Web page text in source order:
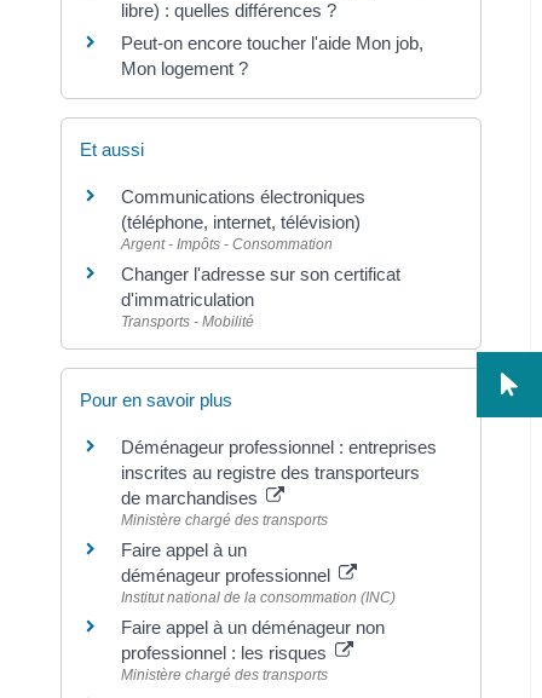
libre) : quelles différences ?
Peut-on encore toucher l'aide Mon job,
Mon logement ?
Et aussi
Communications électroniques
(téléphone, internet, télévision)
Argent - Impôts - Consommation
Changer l'adresse sur son certificat
d'immatriculation
Transports - Mobilité
Pour en savoir plus
Déménageur professionnel : entreprises
inscrites au registre des transporteurs
de marchandises
Ministère chargé des transports
Faire appel à un
déménageur professionnel
Institut national de la consommation (INC)
Faire appel à un déménageur non
professionnel : les risques
Ministère chargé des transports